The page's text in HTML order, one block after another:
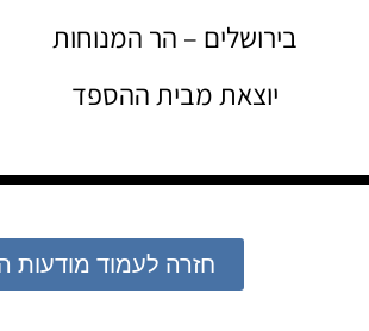
בירושלים – הר המנוחות
יוצאת מבית ההספד
חזרה לעמוד מודעות